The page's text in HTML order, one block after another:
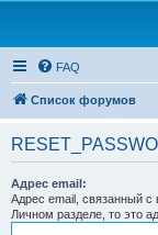
FAQ
Список форумов
Адрес email:
Адрес email, связанный
Личном разделе, то это